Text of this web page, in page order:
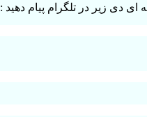
دی زیر در تلگرام پیام دهید :